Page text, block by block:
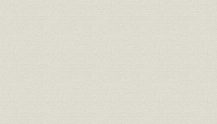
広告宣伝;事業所
保険金即時支払の広告と震災後
の本社付近の様子
[大正13年
商品;経営
「改正種類」の保険証券(明治37
年)と生命保険契約案内
明治37年
営業;関係会社 年度末代理店数の推移
明治33年
年度(1926
広告宣伝
「普通養老保険案内」「特別養
老保険案内」
[大正4年
売上 主な収入
明治27年
年度(1926